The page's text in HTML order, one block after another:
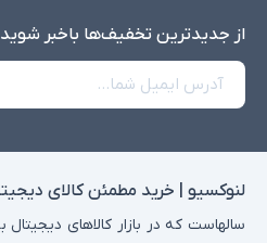
از جدید‌ترین تخفیف‌ها با‌خبر شوید
لنوکسیو | خرید مطمئن کالای
سالهاست که در بازار کالاهای دیجیتال